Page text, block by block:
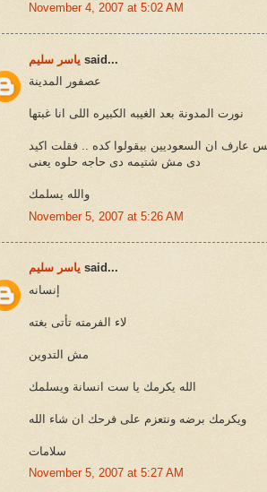
November 4, 2007 at 5:02 AM
ياسر سليم said...
عصفور المدينة
نورت المدونة بعد الغيبه الكبيره اللى انا غبتها
عارف ان السعوديين بيقولوا كده .. فقلت اكيد
دى مش شتيمه دى حاجه حلوه يعنى
والله يسلمك
November 5, 2007 at 5:26 AM
ياسر سليم said...
إنسانه
لاء الفرمته تأتى بغته
مش التدوين
الله يكرمك يا ست انسانة ويسلمك
ويكرمك برضه ونتعزم على فرحك ان شاء الله
سلامات
November 5, 2007 at 5:27 AM